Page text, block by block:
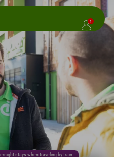
1
stays when traveling by train